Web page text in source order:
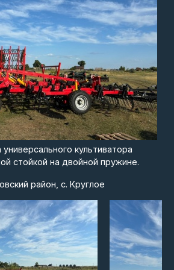
культиватора
стойкой на двойной пружине.
район, с. Круглое